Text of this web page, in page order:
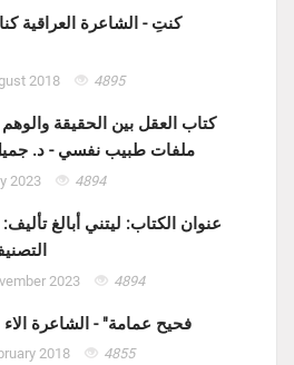
كنتِ - الشاعرة العراقية
2018 4895
كتاب العقل بين الحقيقة
ملفات طبيب نفسي - د.
2023 4894
عنوان الكتاب: ليتني أبالغ
2023 4894
"فحيح عمامة" - الشاعرة
2018 4855